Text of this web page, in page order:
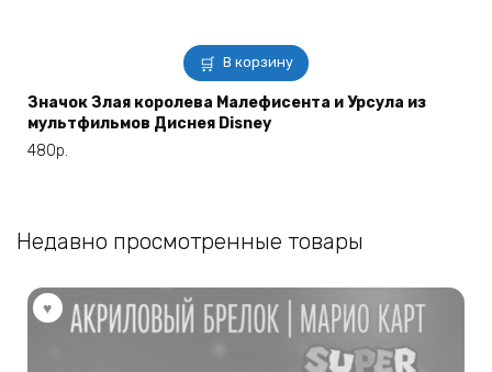
В корзину
Значок Злая королева Малефисента и Урсула из
мультфильмов Диснея Disney
480р.
Недавно просмотренные товары